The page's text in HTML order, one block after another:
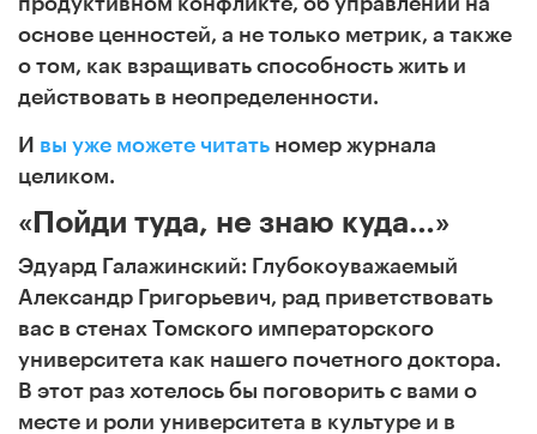
основе ценностей, а не только метрик, а также
о том, как взращивать способность жить и
действовать в неопределенности.
И вы уже можете читать номер журнала
целиком.
«Пойди туда, не знаю куда…»
Эдуард Галажинский: Глубокоуважаемый
Александр Григорьевич, рад приветствовать
вас в стенах Томского императорского
университета как нашего почетного доктора.
В этот раз хотелось бы поговорить с вами о
месте и роли университета в культуре и в